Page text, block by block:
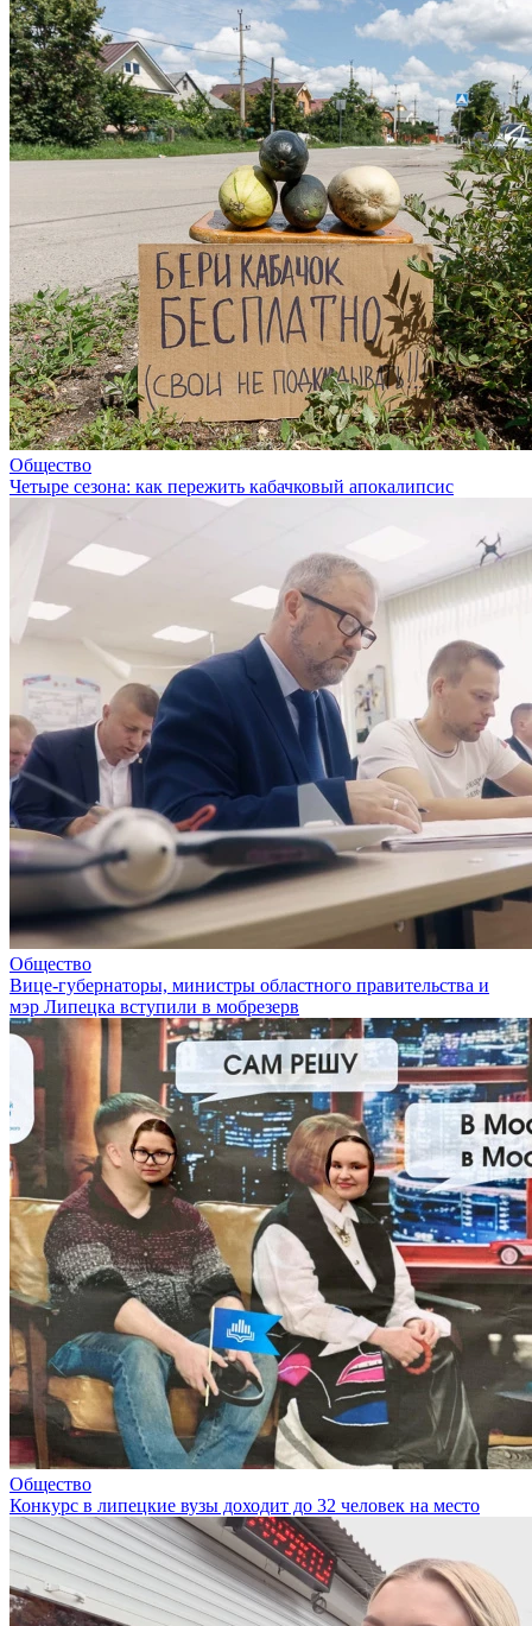
Общество
Четыре сезона: как пережить кабачковый апокалипсис
Общество
Вице-губернаторы, министры областного правительства и
мэр Липецка вступили в мобрезерв
Общество
Конкурс в липецкие вузы доходит до 32 человек на место